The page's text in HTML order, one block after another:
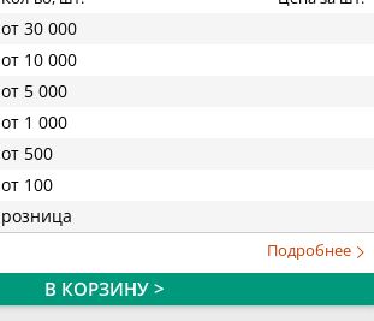
от 30 000
от 10 000
от 5 000
от 1 000
от 500
от 100
розница
Подробнее
В КОРЗИНУ >